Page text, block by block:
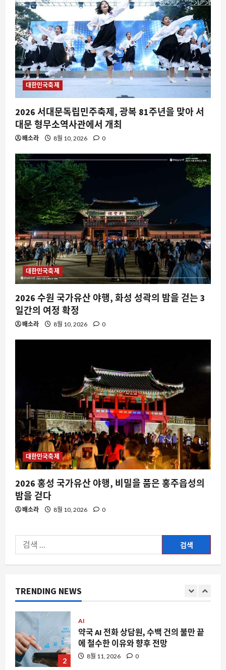
대한민국축제
2026 서대문독립민주축제, 광복 81주년을 맞아 서
대문 형무소역사관에서 개최
배소라 8월 10, 2026 0
대한민국축제
2026 수원 국가유산 야행, 화성 성곽의 밤을 걷는 3
일간의 여정 확정
배소라 8월 10, 2026 0
대한민국축제
2026 홍성 국가유산 야행, 비밀을 품은 홍주읍성의
밤을 걷다
배소라 8월 10, 2026 0
색:
TRENDING NEWS
AI
약국 AI 전화 상담원, 수백 건의 불만 끝
8월 11, 2026
3
스팀에서 게임이 업데이트도 없는데 자
꾸 ‘검증’만 반복되는 이유
8월 11, 2026 0
4
요즘뜨는소식
콜롬비아 7.4 지진, 스마트폰 알림과 실
시간 정보의 중요성이 부각된 이유
8월 11, 2026 0
요즘뜨는소식
겨진 욕망과 유머
1
자동차
캘리포니아 전기차 보조금 5 일 만에 소
2
AI
약국 AI 전화 상담원, 수백 건의 불만 끝
에 철수한 이유와 향후 전망
8월 11, 2026 0